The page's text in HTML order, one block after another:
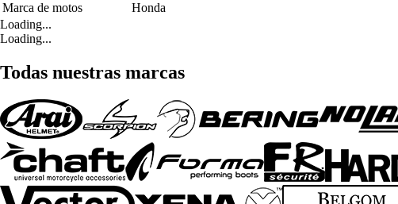
Marca de motos
Honda
Loading...
Loading...
Todas nuestras marcas